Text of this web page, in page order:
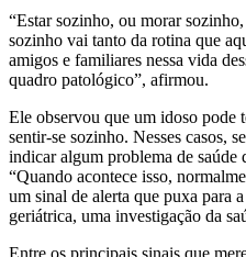
“Estar sozinho, ou morar
sozinho vai tanto da rotina que
amigos e familiares nessa vida
quadro patológico”, afirmou.
Ele observou que um idoso pode
sentir-se sozinho. Nesses casos,
indicar algum problema de saúde
“Quando acontece isso,
um sinal de alerta que puxa para
geriátrica, uma investigação da
Entre os principais sinais que